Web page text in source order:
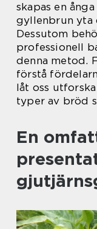
skapas en
gyllenbrun yta
Dessutom
professionell
denna metod.
förstå
låt oss
typer av bröd
En